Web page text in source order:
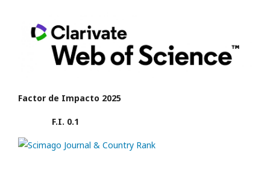
Factor de Impacto 2025
F.I. 0.1